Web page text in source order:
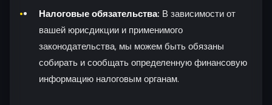
Налоговые обязательства: В зависимости от
вашей юрисдикции и применимого
законодательства, мы можем быть обязаны
собирать и сообщать определенную финансовую
информацию налоговым органам.